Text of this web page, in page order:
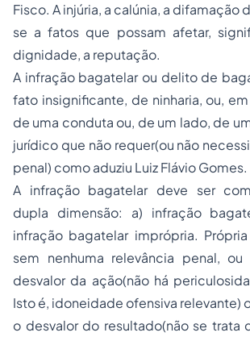
Fisco. A injúria, a calúnia, a difamação
se a fatos que possam afetar,
dignidade, a reputação.
A infração bagatelar ou delito de
fato insignificante, de ninharia, ou,
de uma conduta ou, de um lado, de
jurídico que não requer(ou não
penal) como aduziu Luiz Flávio Gomes.
A infração bagatelar deve ser
dupla dimensão: a) infração
infração bagatelar imprópria.
sem nenhuma relevância penal,
desvalor da ação(não há
Isto é, idoneidade ofensiva relevante)
o desvalor do resultado(não se trata